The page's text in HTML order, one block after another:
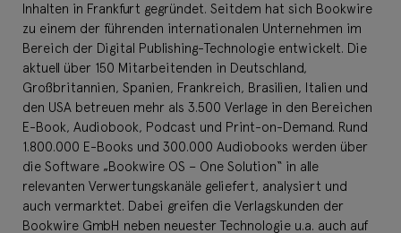
Inhalten in Frankfurt gegründet. Seitdem hat sich Bookwire
zu einem der führenden internationalen Unternehmen im
Bereich der Digital Publishing-Technologie entwickelt. Die
aktuell über 150 Mitarbeitenden in Deutschland,
Großbritannien, Spanien, Frankreich, Brasilien, Italien und
den USA betreuen mehr als 3.500 Verlage in den Bereichen
E-Book, Audiobook, Podcast und Print-on-Demand. Rund
1.800.000 E-Books und 300.000 Audiobooks werden über
die Software „Bookwire OS – One Solution“ in alle
relevanten Verwertungskanäle geliefert, analysiert und
auch vermarktet. Dabei greifen die Verlagskunden der
Bookwire GmbH neben neuester Technologie u.a. auch auf